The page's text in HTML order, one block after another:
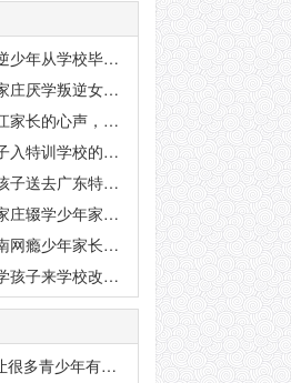
陕西叛逆少年从学校毕业回家后家长的反馈
河北石家庄厌学叛逆女孩子来特训学校结业近三年的家长反映
一位浙江家长的心声，见证湖南青少年特训学校的奇迹
叛逆孩子入特训学校的转变之路——毕业生家长的真实反馈
把叛逆孩子送去广东特训学校没几天就被查封了
河北石家庄辍学少年家长说孩子经过特训学校改造回去已经正常读书了
山东济南网瘾少年家长给学校的反馈：孩子戒掉网瘾后变得阳光了
天津厌学孩子来学校改变不良心理思想回去读书父母很欣慰
哪吒2 让很多青少年有不良的模仿行为应该怎么面对？